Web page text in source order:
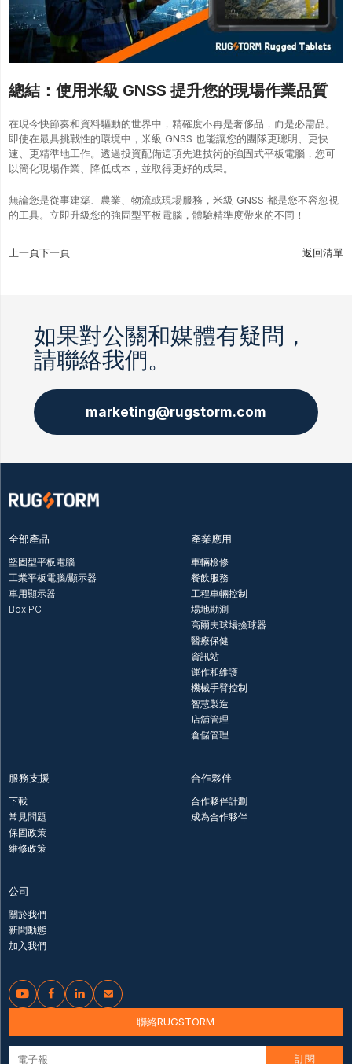
總結：使用米級 GNSS 提升您的現場作業品質
在現今快節奏和資料驅動的世界中，精確度不再是奢侈品，而是必需品。
即使在最具挑戰性的環境中，米級 GNSS 也能讓您的團隊更聰明、更快
速、更精準地工作。透過投資配備這項先進技術的強固式平板電腦，您可
以簡化現場作業、降低成本，並取得更好的成果。
無論您是從事建築、農業、物流或現場服務，米級 GNSS 都是您不容忽視
的工具。立即升級您的強固型平板電腦，體驗精準度帶來的不同！
上一頁下一頁 返回清單
如果對公關和媒體有疑問，
請聯絡我們。
marketing@rugstorm.com
全部產品
堅固型平板電腦
工業平板電腦/顯示器
車用顯示器
Box PC
產業應用
車輛檢修
餐飲服務
工程車輛控制
場地勘測
高爾夫球場撿球器
醫療保健
資訊站
運作和維護
機械手臂控制
智慧製造
店舖管理
倉儲管理
服務支援
下載
常見問題
保固政策
維修政策
合作夥伴
合作夥伴計劃
成為合作夥伴
公司
關於我們
新聞動態
加入我們
   
聯絡RUGSTORM